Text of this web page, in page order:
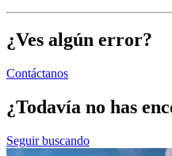
¿Ves algún error?
Contáctanos
¿Todavía no has
Seguir buscando